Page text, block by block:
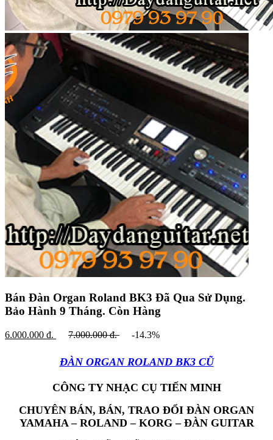
Bán Đàn Organ Roland BK3 Đã Qua Sử Dụng.
Bảo Hành 9 Tháng. Còn Hàng
6.000.000 đ. 7.000.000đ. -14.3%
ĐÀN ORGAN ROLAND BK3 CŨ
CÔNG TY NHẠC CỤ TIẾN MINH
CHUYÊN BÁN, BÁN, TRAO ĐỔI ĐÀN ORGAN
YAMAHA – ROLAND – KORG – ĐÀN GUITAR